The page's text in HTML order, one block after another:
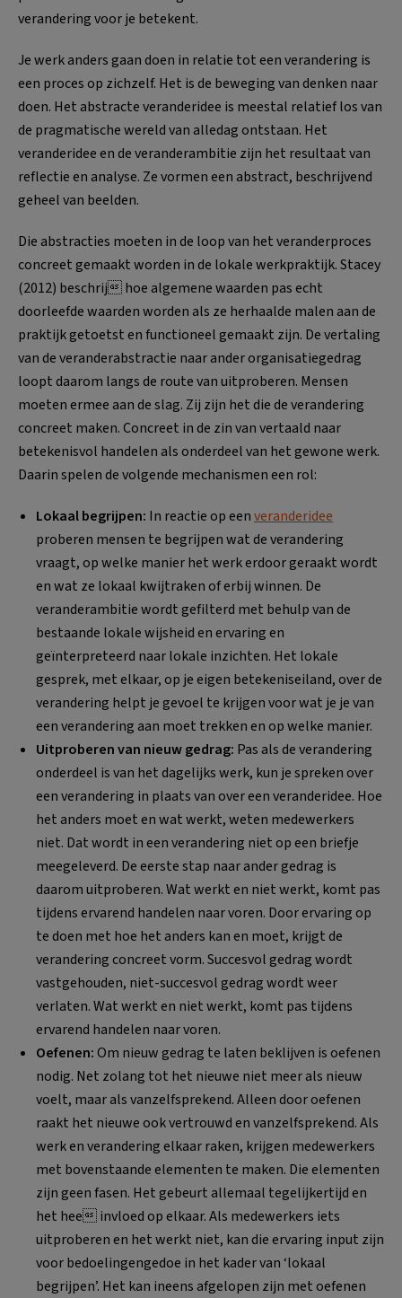
verandering voor je betekent.
Je werk anders gaan doen in relatie tot een verandering is
een proces op zichzelf. Het is de beweging van denken naar
doen. Het abstracte veranderidee is meestal relatief los van
de pragmatische wereld van alledag ontstaan. Het
veranderidee en de veranderambitie zijn het resultaat van
reflectie en analyse. Ze vormen een abstract, beschrijvend
geheel van beelden.
Die abstracties moeten in de loop van het veranderproces
concreet gemaakt worden in de lokale werkpraktijk. Stacey
(2012) beschrij hoe algemene waarden pas echt
doorleefde waarden worden als ze herhaalde malen aan de
praktijk getoetst en functioneel gemaakt zijn. De vertaling
van de veranderabstractie naar ander organisatiegedrag
loopt daarom langs de route van uitproberen. Mensen
moeten ermee aan de slag. Zij zijn het die de verandering
concreet maken. Concreet in de zin van vertaald naar
betekenisvol handelen als onderdeel van het gewone werk.
Daarin spelen de volgende mechanismen een rol:
Lokaal begrijpen: In reactie op eenveranderidee
proberen mensen te begrijpen wat de verandering
vraagt, op welke manier het werk erdoor geraakt wordt
en wat ze lokaal kwijtraken of erbij winnen. De
veranderambitie wordt gefilterd met behulp van de
bestaande lokale wijsheid en ervaring en
geïnterpreteerd naar lokale inzichten. Het lokale
gesprek, met elkaar, op je eigen betekeniseiland, over de
verandering helpt je gevoel te krijgen voor wat je je van
een verandering aan moet trekken en op welke manier.
Uitproberen van nieuw gedrag: Pas als de verandering
onderdeel is van het dagelijks werk, kun je spreken over
een verandering in plaats van over een veranderidee. Hoe
het anders moet en wat werkt, weten medewerkers
niet. Dat wordt in een verandering niet op een briefje
meegeleverd. De eerste stap naar ander gedrag is
daarom uitproberen. Wat werkt en niet werkt, komt pas
tijdens ervarend handelen naar voren. Door ervaring op
te doen met hoe het anders kan en moet, krijgt de
verandering concreet vorm. Succesvol gedrag wordt
vastgehouden, niet-succesvol gedrag wordt weer
verlaten. Wat werkt en niet werkt, komt pas tijdens
ervarend handelen naar voren.
Oefenen:Om nieuw gedrag te laten beklijven is oefenen
nodig. Net zolang tot het nieuwe niet meer als nieuw
voelt, maar als vanzelfsprekend. Alleen door oefenen
raakt het nieuwe ook vertrouwd en vanzelfsprekend. Als
werk en verandering elkaar raken, krijgen medewerkers
met bovenstaande elementen te maken. Die elementen
zijn geen fasen. Het gebeurt allemaal tegelijkertijd en
het hee invloed op elkaar. Als medewerkers iets
uitproberen en het werkt niet, kan die ervaring input zijn
voor bedoelingengedoe in het kader van ‘lokaal
begrijpen’. Het kan ineens afgelopen zijn met oefenen